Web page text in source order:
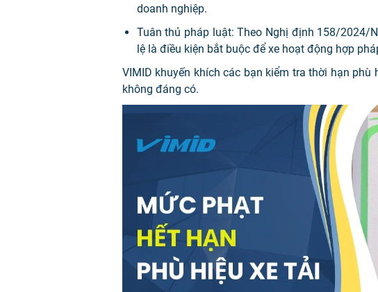
doanh nghiệp.
Tuân thủ pháp luật: Theo Nghị định 158/2024/
lệ là điều kiện bắt buộc để xe hoạt động hợp
VIMID khuyến khích các bạn kiểm tra thời hạn
không đáng có.